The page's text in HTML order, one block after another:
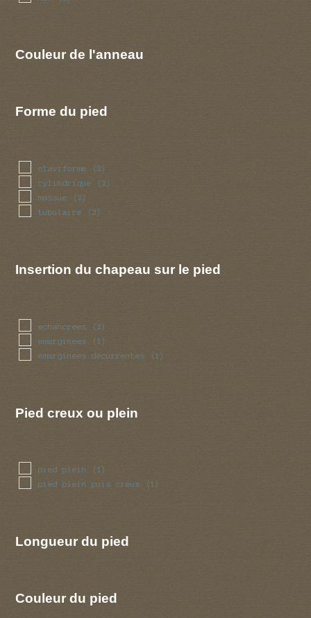
Couleur de l'anneau
Forme du pied
claviforme (2)
cylindrique (2)
massue (2)
tubulaire (2)
Insertion du chapeau sur le pied
echancrees (2)
emarginees (1)
emarginees decurrentes (1)
Pied creux ou plein
pied plein (1)
pied plein puis creux (1)
Longueur du pied
Couleur du pied